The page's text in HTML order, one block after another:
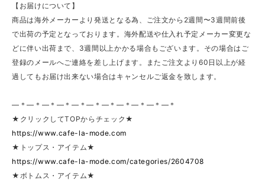
【お届けについて】
商品は海外メーカーより発送となる為、ご注文から2週間〜3週間前後
で出荷の予定となっております。海外配送や仕入れ予定メーカー変更な
どに伴い出荷まで、3週間以上かかる場合もございます。その場合はご
登録のメールへご連絡を差し上げます。またご注文より60日以上が経
過してもお届け出来ない場合はキャンセルご返金を致します。
—＊—＊—＊—＊—＊—＊—＊—＊—＊—＊—＊
★クリックしてTOPからチェック★
https://www.cafe-la-mode.com
★トップス・アイテム★
https://www.cafe-la-mode.com/categories/2604708
★ボトムス・アイテム★